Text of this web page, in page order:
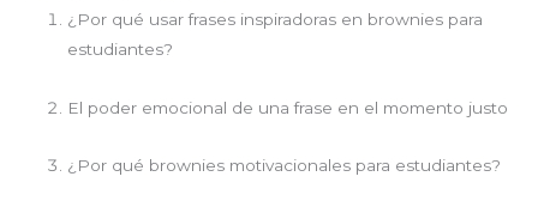
¿Por qué usar frases inspiradoras en brownies para
estudiantes?
El poder emocional de una frase en el momento justo
¿Por qué brownies motivacionales para estudiantes?